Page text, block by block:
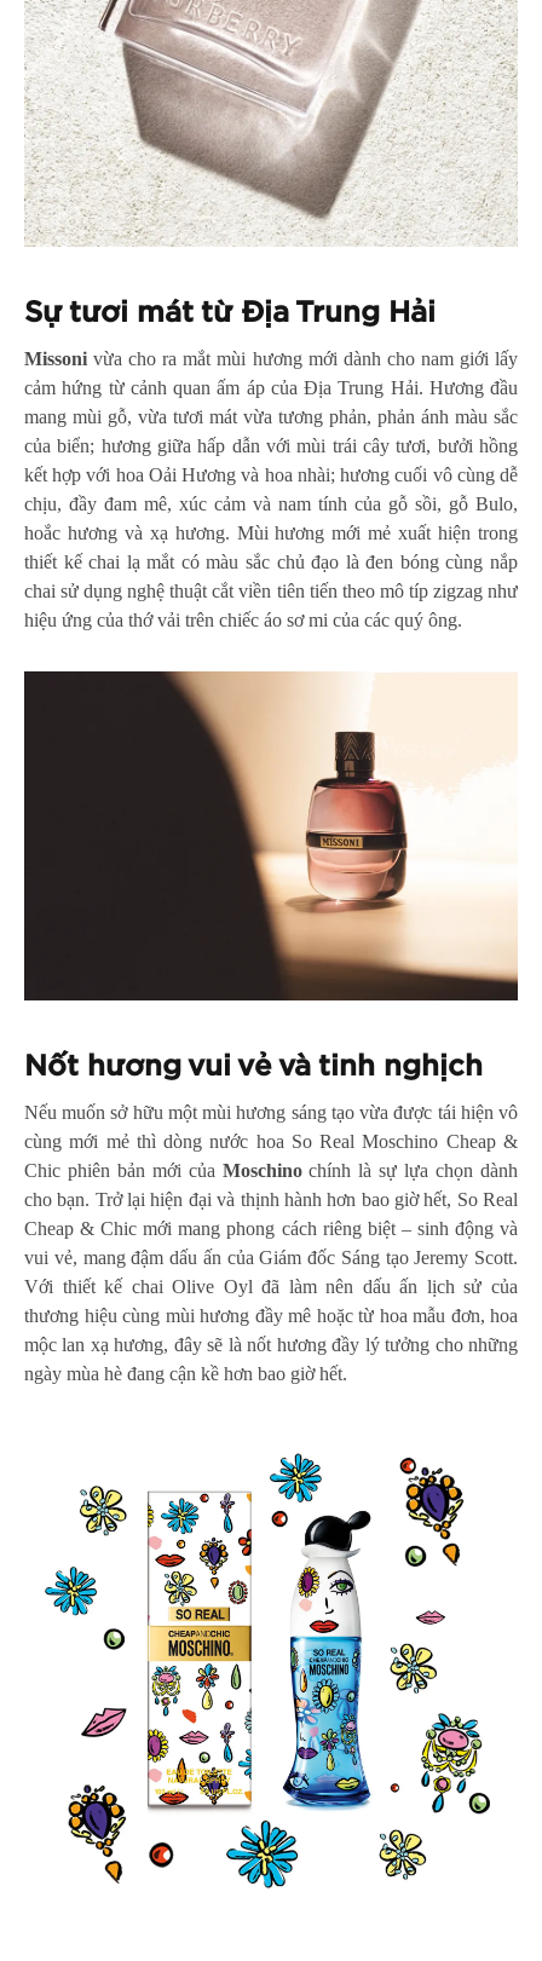
Sự tươi mát từ Địa Trung Hải
Missonivừa cho ra mắt mùi hương mới dành cho nam giới lấy
cảm hứng từ cảnh quan ấm áp của Địa Trung Hải. Hương đầu
mang mùi gỗ, vừa tươi mát vừa tương phản, phản ánh màu sắc
của biển; hương giữa hấp dẫn với mùi trái cây tươi, bưởi hồng
kết hợp với hoa Oải Hương và hoa nhài; hương cuối vô cùng dễ
chịu, đầy đam mê, xúc cảm và nam tính của gỗ sồi, gỗ Bulo,
hoắc hương và xạ hương. Mùi hương mới mẻ xuất hiện trong
thiết kế chai lạ mắt có màu sắc chủ đạo là đen bóng cùng nắp
chai sử dụng nghệ thuật cắt viền tiên tiến theo mô típ zigzag như
hiệu ứng của thớ vải trên chiếc áo sơ mi của các quý ông.
Nốt hương vui vẻ và tinh nghịch
Nếu muốn sở hữu một mùi hương sáng tạo vừa được tái hiện vô
cùng mới mẻ thì dòng nước hoa So Real Moschino Cheap &
Chic phiên bản mới của Moschinochính là sự lựa chọn dành
cho bạn. Trở lại hiện đại và thịnh hành hơn bao giờ hết, So Real
Cheap & Chic mới mang phong cách riêng biệt – sinh động và
vui vẻ, mang đậm dấu ấn của Giám đốc Sáng tạo Jeremy Scott.
Với thiết kế chai Olive Oyl đã làm nên dấu ấn lịch sử của
thương hiệu cùng mùi hương đầy mê hoặc từ hoa mẫu đơn, hoa
mộc lan xạ hương, đây sẽ là nốt hương đầy lý tưởng cho những
ngày mùa hè đang cận kề hơn bao giờ hết.